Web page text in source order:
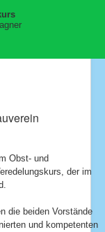
Obst- und
der im
die beiden Vorstände
und kompetenten